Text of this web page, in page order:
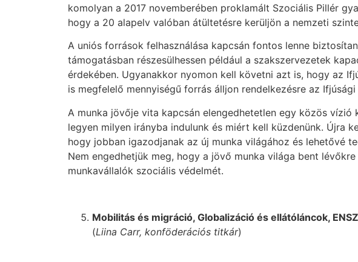
komolyan a 2017 novemberében proklamált Szociális Pillér
hogy a 20 alapelv valóban átültetésre kerüljön a nemzeti
A uniós források felhasználása kapcsán fontos lenne
támogatásban részesülhessen például a szakszervezetek
érdekében. Ugyanakkor nyomon kell követni azt is, hogy az
is megfelelő mennyiségű forrás álljon rendelkezésre az
A munka jövője vita kapcsán elengedhetetlen egy közös
legyen milyen irányba indulunk és miért kell küzdenünk. Újra
hogy jobban igazodjanak az új munka világához és lehetővé
Nem engedhetjük meg, hogy a jövő munka világa bent
munkavállalók szociális védelmét.
Mobilitás és migráció, Globalizáció és ellátóláncok,
(Liina Carr, konföderációs titkár)